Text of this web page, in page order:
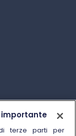
importante
terze parti per